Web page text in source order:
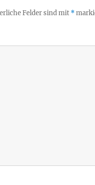
Felder sind mit *